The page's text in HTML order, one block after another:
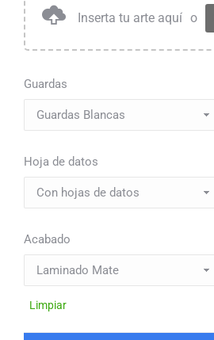
Inserta tu arte aquí o
Guardas
Hoja de datos
Acabado
Limpiar